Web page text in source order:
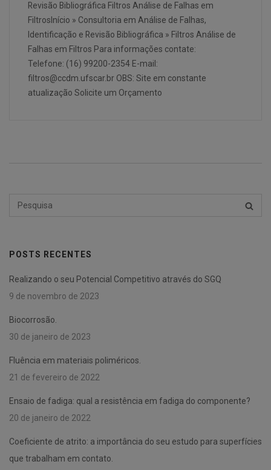
Revisão Bibliográfica Filtros Análise de Falhas em
FiltrosInício » Consultoria em Análise de Falhas,
Identificação e Revisão Bibliográfica » Filtros Análise de
Falhas em Filtros Para informações contate:
Telefone: (16) 99200-2354 E-mail:
filtros@ccdm.ufscar.br OBS: Site em constante
atualização Solicite um Orçamento
Pesquisar
POSTS RECENTES
Realizando o seu Potencial Competitivo através do SGQ
9 de novembro de 2023
Biocorrosão.
30 de janeiro de 2023
Fluência em materiais poliméricos.
21 de fevereiro de 2022
Ensaio de fadiga: qual a resistência em fadiga do componente?
20 de janeiro de 2022
Coeficiente de atrito: a importância do seu estudo para superfícies
que trabalham em contato.